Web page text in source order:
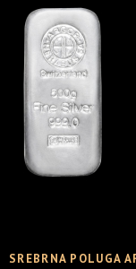
SREBRNA POLUGA